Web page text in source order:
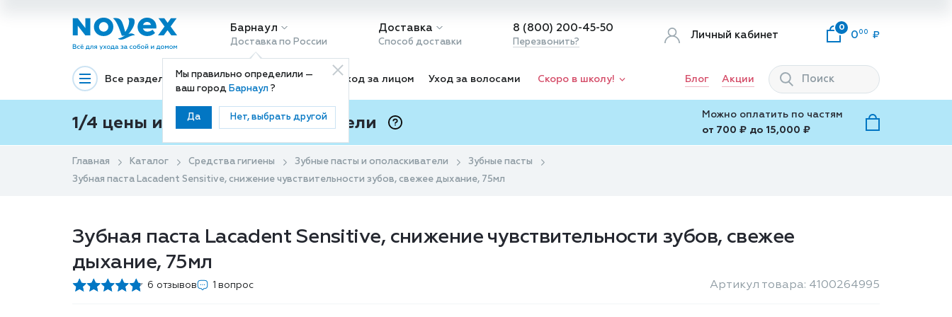
Барнаул
Доставка по России
Мы правильно определили —
ваш город Барнаул?
Да Нет, выбрать другой
Доставка
Способ доставки
8 (800) 200-45-50
Перезвонить?
Личный кабинет
0
0 00
Все разделы Декоративная косметика Уход за лицом Уход за волосами Скоро в школу! Блог Акции
1/4 цены и покупки ваши с Подели
Можно оплатить по частям
от 700 ₽ до 15,000 ₽
Главная Каталог Средства гигиены Зубные пасты и ополаскиватели
Зубные пасты
Зубная паста Lacadent Sensitive, снижение чувствительности зубов, свежее дыхание, 75мл
Зубная паста Lacadent Sensitive, снижение чувствительности зубов, свежее
дыхание, 75мл
6 отзывов 1 вопрос Артикул товара: 4100264995